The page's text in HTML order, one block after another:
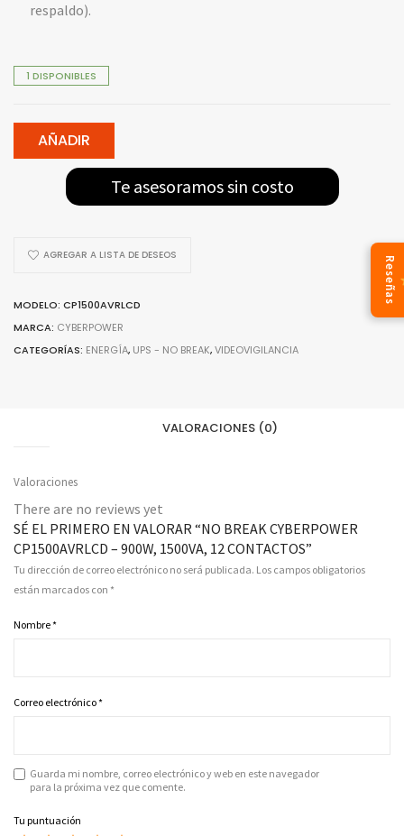
respaldo).
1 DISPONIBLES
AÑADIR
Te asesoramos sin costo
AGREGAR A LISTA DE DESEOS
MODELO: CP1500AVRLCD
MARCA: CYBERPOWER
CATEGORÍAS: ENERGÍA, UPS - NO BREAK,VIDEOVIGILANCIA
VALORACIONES (0)
Valoraciones
There are no reviews yet
SÉ EL PRIMERO EN VALORAR “NO BREAK CYBERPOWER
CP1500AVRLCD – 900W, 1500VA, 12 CONTACTOS”
Tu dirección de correo electrónico no será publicada. Los campos obligatorios
están marcados con *
Nombre*
Correo electrónico*
Guarda mi nombre, correo electrónico y web en este navegador
para la próxima vez que comente.
Tu puntuación
Reseñas